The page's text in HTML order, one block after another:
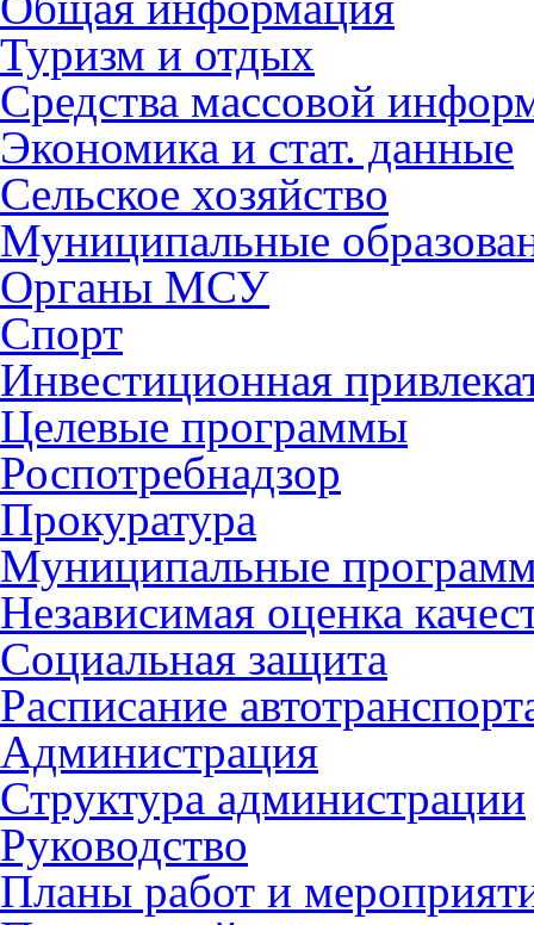
Туризм и отдых
Средства массовой
Экономика и стат. данные
Сельское хозяйство
Муниципальные
Органы МСУ
Спорт
Инвестиционная
Целевые программы
Роспотребнадзор
Прокуратура
Муниципальные
Независимая оценка
Социальная защита
Расписание
Администрация
Структура администрации
Руководство
Планы работ и